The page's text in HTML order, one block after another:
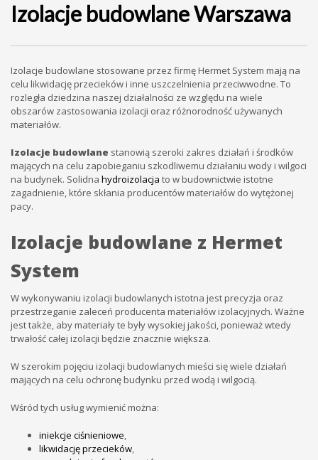
Izolacje budowlane Warszawa
Izolacje budowlane stosowane przez firmę Hermet System mają na
celu likwidację przecieków i inne uszczelnienia przeciwwodne. To
rozległa dziedzina naszej działalności ze względu na wiele
obszarów zastosowania izolacji oraz różnorodność używanych
materiałów.
Izolacje budowlane stanowią szeroki zakres działań i środków
mających na celu zapobieganiu szkodliwemu działaniu wody i wilgoci
na budynek. Solidna hydroizolacja to w budownictwie istotne
zagadnienie, które skłania producentów materiałów do wytężonej
pacy.
Izolacje budowlane z Hermet
System
W wykonywaniu izolacji budowlanych istotna jest precyzja oraz
przestrzeganie zaleceń producenta materiałów izolacyjnych. Ważne
jest także, aby materiały te były wysokiej jakości, ponieważ wtedy
trwałość całej izolacji będzie znacznie większa.
W szerokim pojęciu izolacji budowlanych mieści się wiele działań
mających na celu ochronę budynku przed wodą i wilgocią.
Wśród tych usług wymienić można:
iniekcje ciśnieniowe,
likwidację przecieków,